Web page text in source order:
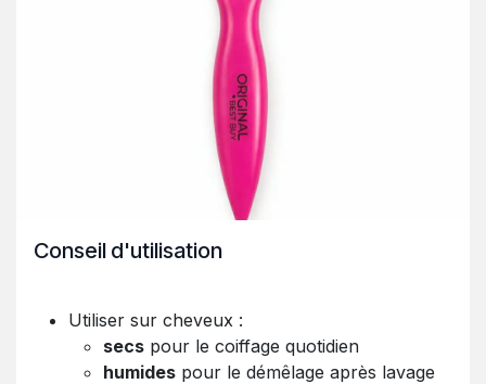
Conseil d'utilisation
Utiliser sur cheveux :
secs pour le coiffage quotidien
humides pour le démêlage après lavage